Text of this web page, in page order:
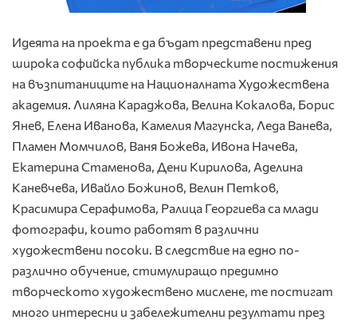
Идеята на проекта е да бъдат представени пред
широка софийска публика творческите постижения
на възпитаниците на Националната Художествена
академия. Лиляна Караджова, Велина Кокалова, Борис
Янев, Елена Иванова, Камелия Магунска, Леда Ванева,
Пламен Момчилов, Ваня Божева, Ивона Начева,
Екатерина Стаменова, Дени Кирилова, Аделина
Каневчева, Ивайло Божинов, Велин Петков,
Красимира Серафимова, Ралица Георгиева са млади
фотографи, които работят в различни
художествени посоки. В следствие на едно по-
различно обучение, стимулиращо предимно
творческото художествено мислене, те постигат
много интересни и забележителни резултати през